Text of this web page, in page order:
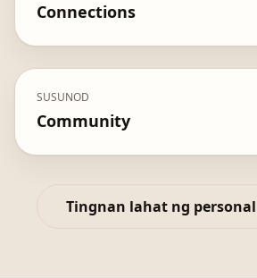
Connections
SUSUNOD
Community
Tingnan lahat ng